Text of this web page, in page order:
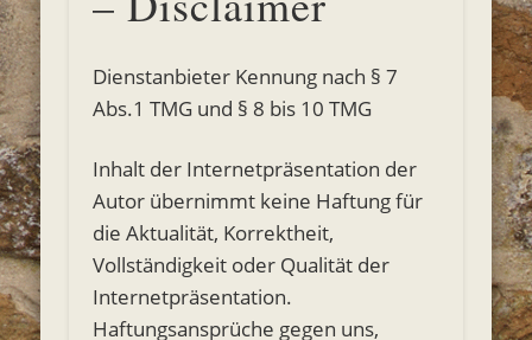
Dienstanbieter Kennung nach § 7
Abs.1 TMG und § 8 bis 10 TMG
Inhalt der Internetpräsentation der
Autor übernimmt keine Haftung für
die Aktualität, Korrektheit,
Vollständigkeit oder Qualität der
Internetpräsentation.
Haftungsansprüche gegen uns,